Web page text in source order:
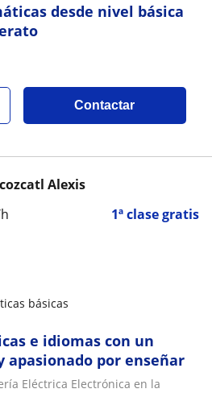
desde nivel básica
Contactar
1ª clase gratis
Alexis
básicas
e idiomas con un
apasionado por enseñar
Eléctrica Electrónica en la